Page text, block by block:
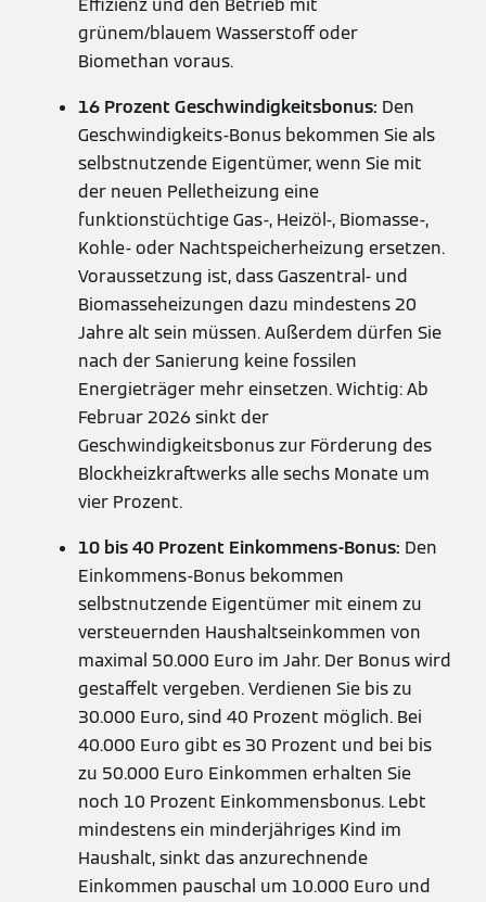
Effizienz und den Betrieb mit
grünem/blauem Wasserstoff oder
Biomethan voraus.
16 Prozent Geschwindigkeitsbonus: Den
Geschwindigkeits-Bonus bekommen Sie als
selbstnutzende Eigentümer, wenn Sie mit
der neuen Pelletheizung eine
funktionstüchtige Gas-, Heizöl-, Biomasse-,
Kohle- oder Nachtspeicherheizung ersetzen.
Voraussetzung ist, dass Gaszentral- und
Biomasseheizungen dazu mindestens 20
Jahre alt sein müssen. Außerdem dürfen Sie
nach der Sanierung keine fossilen
Energieträger mehr einsetzen. Wichtig: Ab
Februar 2026 sinkt der
Geschwindigkeitsbonus zur Förderung des
Blockheizkraftwerks alle sechs Monate um
vier Prozent.
10 bis 40 Prozent Einkommens-Bonus: Den
Einkommens-Bonus bekommen
selbstnutzende Eigentümer mit einem zu
versteuernden Haushaltseinkommen von
maximal 50.000 Euro im Jahr. Der Bonus wird
gestaffelt vergeben. Verdienen Sie bis zu
30.000 Euro, sind 40 Prozent möglich. Bei
40.000 Euro gibt es 30 Prozent und bei bis
zu 50.000 Euro Einkommen erhalten Sie
noch 10 Prozent Einkommensbonus. Lebt
mindestens ein minderjähriges Kind im
Haushalt, sinkt das anzurechnende
Einkommen pauschal um 10.000 Euro und